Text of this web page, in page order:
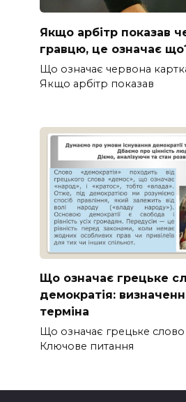
Якщо арбітр показав
гравцю, це означає
Що означає червона
Якщо арбітр показав
Що означає грецьке
демократія:
терміна
Що означає грецьке слово
Ключове питання